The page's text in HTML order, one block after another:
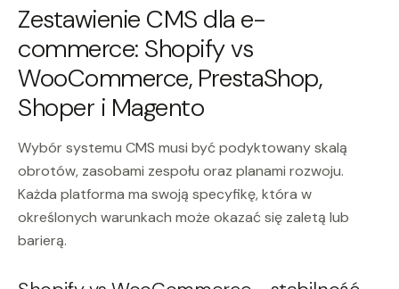
Zestawienie CMS dla e-
commerce: Shopify vs
WooCommerce, PrestaShop,
Shoper i Magento
Wybór systemu CMS musi być podyktowany skalą
obrotów, zasobami zespołu oraz planami rozwoju.
Każda platforma ma swoją specyfikę, która w
określonych warunkach może okazać się zaletą lub
barierą.